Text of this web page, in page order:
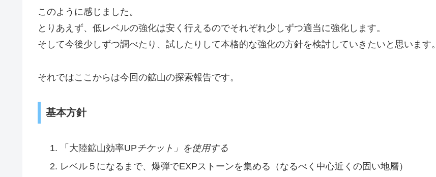
このように感じました。
とりあえず、低レベルの強化は安く行えるのでそれぞれ少しずつ適当に強化します。
そして今後少しずつ調べたり、試したりして本格的な強化の方針を検討していきたいと思います。
それではここからは今回の鉱山の探索報告です。
基本方針
「大陸鉱山効率UPチケット」を使用する
レベル５になるまで、爆弾でEXPストーンを集める（なるべく中心近くの固い地層）